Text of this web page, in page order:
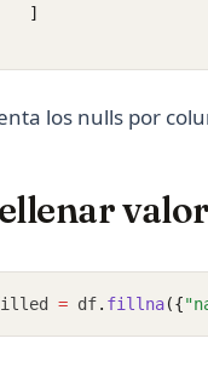
]
los nulls por
= df. fillna({